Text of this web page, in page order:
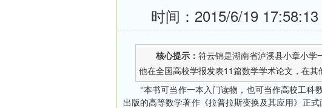
时间：2015/6/19 17:58:13
核心提示： 符云锦是湖南省泸溪县小章小学
他在全国高校学报发表11篇数学学术论文，在
“本书可当作一本入门读物，也可当作高校工科
出版的高等数学著作《拉普拉斯变换及其应用》正